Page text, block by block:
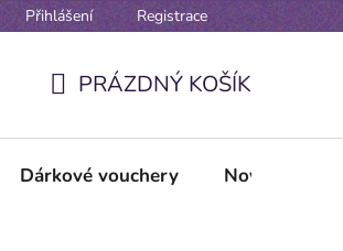
Vzorové formuláře odstoupení / reklamace
Přihlášení Registrace
KOŠÍK
PRÁZDNÝ KOŠÍK
Dárkové vouchery Novinky